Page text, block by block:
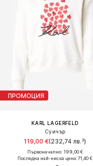
ПРОМОЦИЯ
KARL LAGERFELD
Суичър
119,00 €(232,74 лв.³)
Първоначално: 199,00 €
Последна най-ниска цена:71,40 €